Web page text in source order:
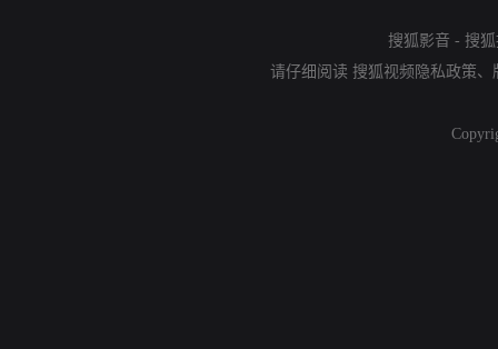
搜狐影音 - 搜
请仔细阅读 搜狐视频隐私政策、